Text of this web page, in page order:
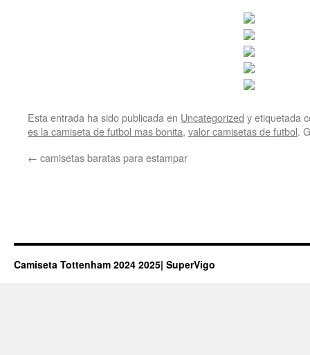
Esta entrada ha sido publicada en Uncategorized y etiquetada
es la camiseta de futbol mas bonita, valor camisetas de futbol.
← camisetas baratas para estampar
Camiseta Tottenham 2024 2025| SuperVigo